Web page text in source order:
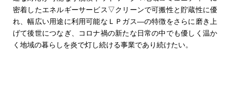
密着したエネルギーサービス▽クリーンで可搬性と貯蔵性に優
れ、幅広い用途に利用可能なＬＰガス―の特徴をさらに磨き上
げて後世につなぎ、コロナ禍の新たな日常の中でも優しく温か
く地域の暮らしを炎で灯し続ける事業であり続けたい。